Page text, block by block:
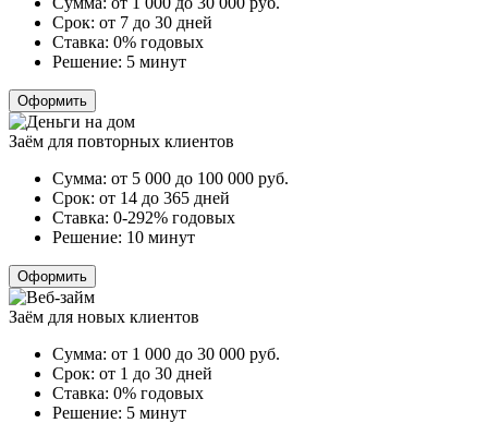
Срок: от 7 до 30 дней
Ставка: 0% годовых
Решение: 5 минут
Оформить
Заём для повторных клиентов
Сумма: от 5 000 до 100 000 руб.
Срок: от 14 до 365 дней
Ставка: 0-292% годовых
Решение: 10 минут
Оформить
Заём для новых клиентов
Сумма: от 1 000 до 30 000 руб.
Срок: от 1 до 30 дней
Ставка: 0% годовых
Решение: 5 минут